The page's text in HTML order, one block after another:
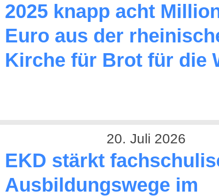
2025 knapp acht
Euro aus der
Kirche für Brot für die
20. Juli 2026
EKD stärkt
Ausbildungswege im